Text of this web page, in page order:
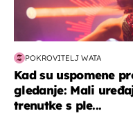
POKROVITELJ WATA
Kad su uspomene
gledanje: Mali
trenutke s ple...